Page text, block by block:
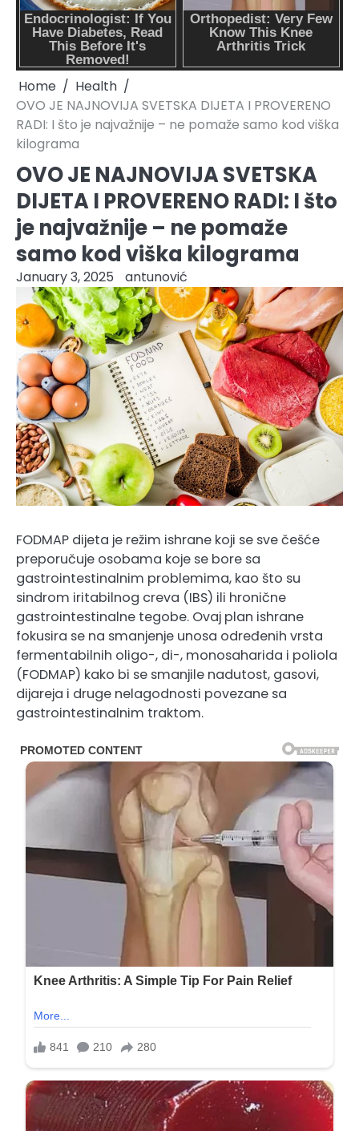
Home
Health
OVO JE NAJNOVIJA SVETSKA DIJETA I PROVERENO
RADI: I što je najvažnije – ne pomaže samo kod viška
kilograma
OVO JE NAJNOVIJA SVETSKA
DIJETA I PROVERENO RADI: I što
je najvažnije – ne pomaže
samo kod viška kilograma
January 3, 2025 antunović
FODMAP dijeta je režim ishrane koji se sve češće
preporučuje osobama koje se bore sa
gastrointestinalnim problemima, kao što su
sindrom iritabilnog creva (IBS) ili hronične
gastrointestinalne tegobe. Ovaj plan ishrane
fokusira se na smanjenje unosa određenih vrsta
fermentabilnih oligo-, di-, monosaharida i poliola
(FODMAP) kako bi se smanjile nadutost, gasovi,
dijareja i druge nelagodnosti povezane sa
gastrointestinalnim traktom.